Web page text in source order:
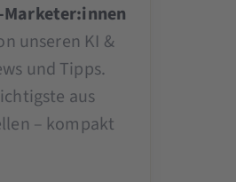
unseren KI &
und Tipps.
aus
– kompakt